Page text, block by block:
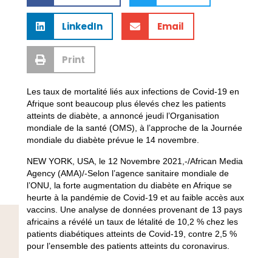
LinkedIn Email
Print
Les taux de mortalité liés aux infections de Covid-19 en
Afrique sont beaucoup plus élevés chez les patients
atteints de diabète, a annoncé jeudi l’Organisation
mondiale de la santé (OMS), à l’approche de la Journée
mondiale du diabète prévue le 14 novembre.
NEW YORK, USA, le 12 Novembre 2021,-/African Media
Agency (AMA)/-Selon l’agence sanitaire mondiale de
l’ONU, la forte augmentation du diabète en Afrique se
heurte à la pandémie de Covid-19 et au faible accès aux
vaccins. Une analyse de données provenant de 13 pays
africains a révélé un taux de létalité de 10,2 % chez les
patients diabétiques atteints de Covid-19, contre 2,5 %
pour l’ensemble des patients atteints du coronavirus.